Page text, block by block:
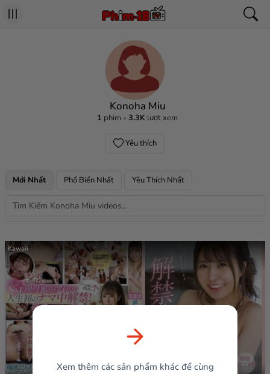
Konoha Miu
1 phim 3.3K lượt xem
Yêu thích
Mới Nhất Phổ Biến Nhất Yêu Thích Nhất
Kawaii
Xem thêm các sản phẩm khác để cùng